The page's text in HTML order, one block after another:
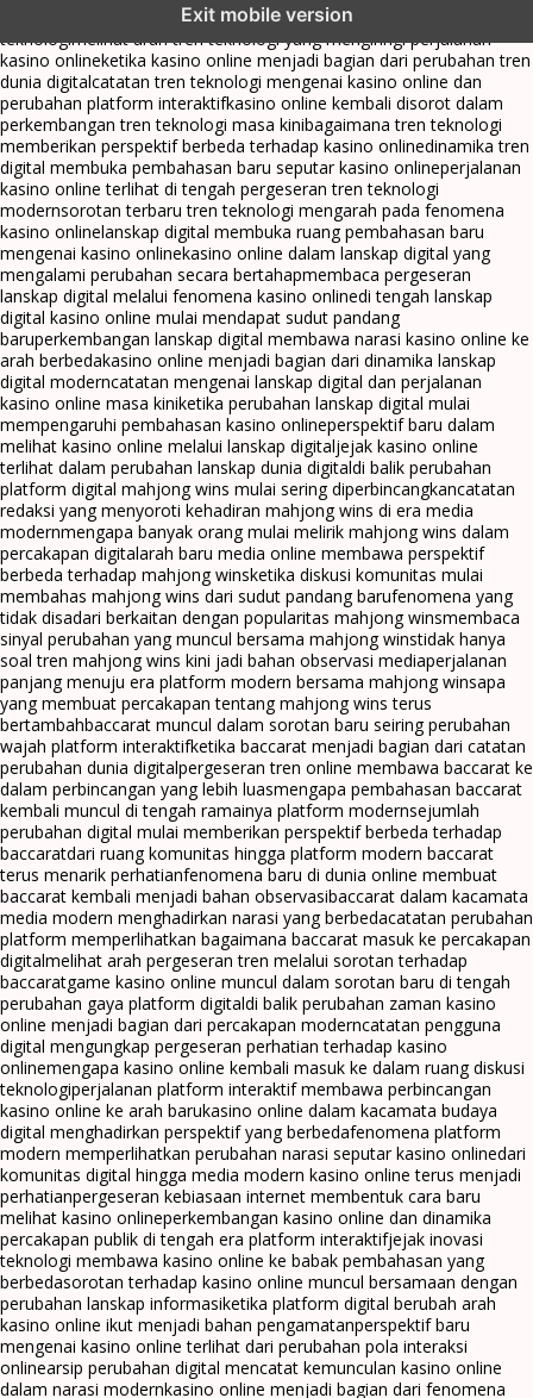
Exit mobile version
kasino online muncul seiring pergeseran tren platform
teknologimelihat arah tren teknologi yang mengiringi perjalanan
kasino onlineketika kasino online menjadi bagian dari perubahan tren
dunia digitalcatatan tren teknologi mengenai kasino online dan
perubahan platform interaktifkasino online kembali disorot dalam
perkembangan tren teknologi masa kinibagaimana tren teknologi
memberikan perspektif berbeda terhadap kasino onlinedinamika tren
digital membuka pembahasan baru seputar kasino onlineperjalanan
kasino online terlihat di tengah pergeseran tren teknologi
modernsorotan terbaru tren teknologi mengarah pada fenomena
kasino onlinelanskap digital membuka ruang pembahasan baru
mengenai kasino onlinekasino online dalam lanskap digital yang
mengalami perubahan secara bertahapmembaca pergeseran
lanskap digital melalui fenomena kasino onlinedi tengah lanskap
digital kasino online mulai mendapat sudut pandang
baruperkembangan lanskap digital membawa narasi kasino online ke
arah berbedakasino online menjadi bagian dari dinamika lanskap
digital moderncatatan mengenai lanskap digital dan perjalanan
kasino online masa kiniketika perubahan lanskap digital mulai
mempengaruhi pembahasan kasino onlineperspektif baru dalam
melihat kasino online melalui lanskap digitaljejak kasino online
terlihat dalam perubahan lanskap dunia digitaldi balik perubahan
platform digital mahjong wins mulai sering diperbincangkancatatan
redaksi yang menyoroti kehadiran mahjong wins di era media
modernmengapa banyak orang mulai melirik mahjong wins dalam
percakapan digitalarah baru media online membawa perspektif
berbeda terhadap mahjong winsketika diskusi komunitas mulai
membahas mahjong wins dari sudut pandang barufenomena yang
tidak disadari berkaitan dengan popularitas mahjong winsmembaca
sinyal perubahan yang muncul bersama mahjong winstidak hanya
soal tren mahjong wins kini jadi bahan observasi mediaperjalanan
panjang menuju era platform modern bersama mahjong winsapa
yang membuat percakapan tentang mahjong wins terus
bertambahbaccarat muncul dalam sorotan baru seiring perubahan
wajah platform interaktifketika baccarat menjadi bagian dari catatan
perubahan dunia digitalpergeseran tren online membawa baccarat ke
dalam perbincangan yang lebih luasmengapa pembahasan baccarat
kembali muncul di tengah ramainya platform modernsejumlah
perubahan digital mulai memberikan perspektif berbeda terhadap
baccaratdari ruang komunitas hingga platform modern baccarat
terus menarik perhatianfenomena baru di dunia online membuat
baccarat kembali menjadi bahan observasibaccarat dalam kacamata
media modern menghadirkan narasi yang berbedacatatan perubahan
platform memperlihatkan bagaimana baccarat masuk ke percakapan
digitalmelihat arah pergeseran tren melalui sorotan terhadap
baccaratgame kasino online muncul dalam sorotan baru di tengah
perubahan gaya platform digitaldi balik perubahan zaman kasino
online menjadi bagian dari percakapan moderncatatan pengguna
digital mengungkap pergeseran perhatian terhadap kasino
onlinemengapa kasino online kembali masuk ke dalam ruang diskusi
teknologiperjalanan platform interaktif membawa perbincangan
kasino online ke arah barukasino online dalam kacamata budaya
digital menghadirkan perspektif yang berbedafenomena platform
modern memperlihatkan perubahan narasi seputar kasino onlinedari
komunitas digital hingga media modern kasino online terus menjadi
perhatianpergeseran kebiasaan internet membentuk cara baru
melihat kasino onlineperkembangan kasino online dan dinamika
percakapan publik di tengah era platform interaktifjejak inovasi
teknologi membawa kasino online ke babak pembahasan yang
berbedasorotan terhadap kasino online muncul bersamaan dengan
perubahan lanskap informasiketika platform digital berubah arah
kasino online ikut menjadi bahan pengamatanperspektif baru
mengenai kasino online terlihat dari perubahan pola interaksi
onlinearsip perubahan digital mencatat kemunculan kasino online
dalam narasi modernkasino online menjadi bagian dari fenomena